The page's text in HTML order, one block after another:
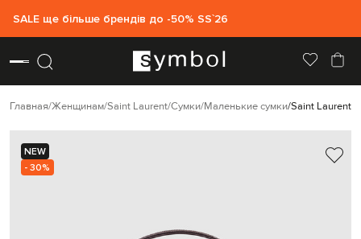
SALE ще більше брендів до -50% SS`26
Главная Женщинам Saint Laurent Сумки Маленькие сумки Saint Laurent
NEW
- 30%